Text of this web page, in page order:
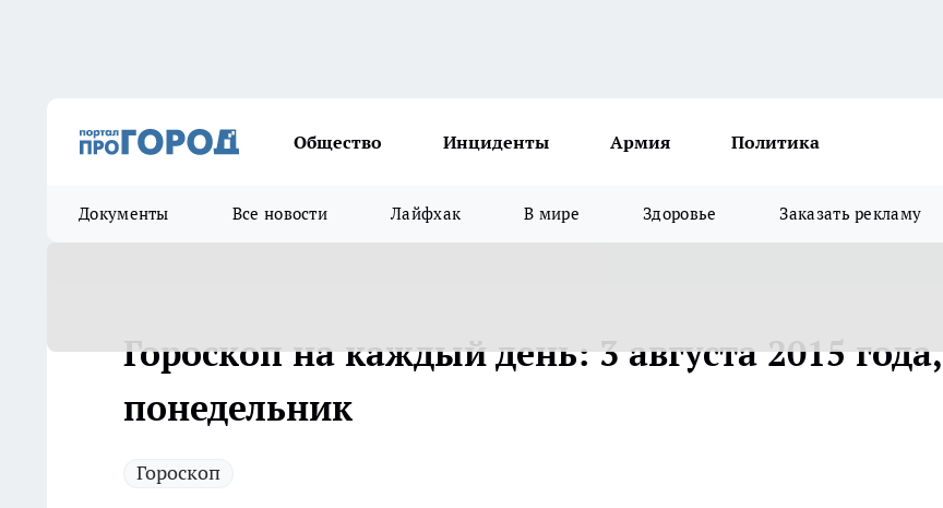
Общество Инциденты Армия Политика
Документы Все новости Лайфхак В мире Здоровье Заказать рекламу
Гороскоп на каждый день: 3 августа 2015 года,
понедельник
Гороскоп